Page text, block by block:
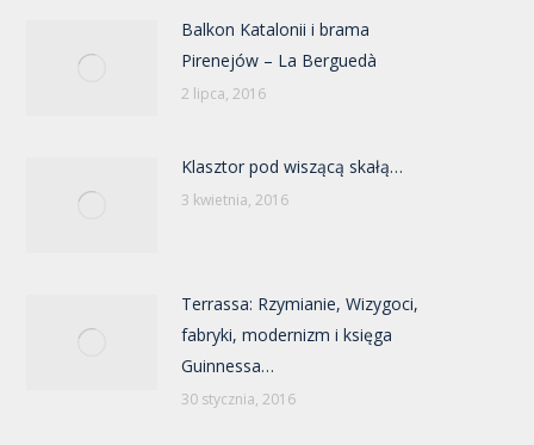
Balkon Katalonii i brama
Pirenejów – La Berguedà
2 lipca, 2016
Klasztor pod wiszącą skałą…
3 kwietnia, 2016
Terrassa: Rzymianie, Wizygoci,
fabryki, modernizm i księga
Guinnessa…
30 stycznia, 2016